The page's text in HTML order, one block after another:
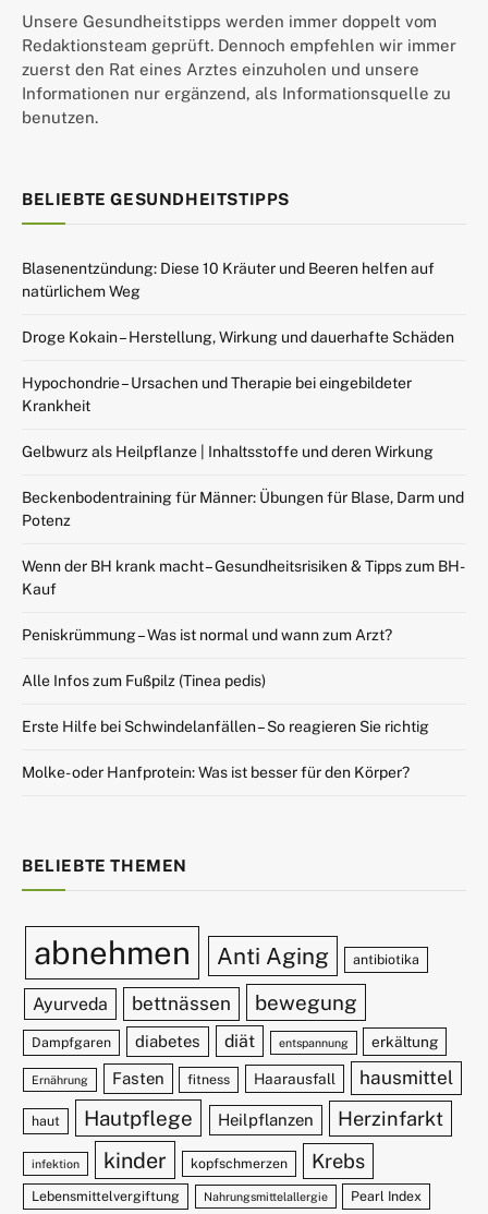
Unsere Gesundheitstipps werden immer doppelt vom
Redaktionsteam geprüft. Dennoch empfehlen wir immer
zuerst den Rat eines Arztes einzuholen und unsere
Informationen nur ergänzend, als Informationsquelle zu
benutzen.
BELIEBTE GESUNDHEITSTIPPS
Blasenentzündung: Diese 10 Kräuter und Beeren helfen auf
natürlichem Weg
Droge Kokain – Herstellung, Wirkung und dauerhafte Schäden
Hypochondrie – Ursachen und Therapie bei eingebildeter
Krankheit
Gelbwurz als Heilpflanze | Inhaltsstoffe und deren Wirkung
Beckenbodentraining für Männer: Übungen für Blase, Darm und
Potenz
Wenn der BH krank macht – Gesundheitsrisiken & Tipps zum BH-
Kauf
Peniskrümmung – Was ist normal und wann zum Arzt?
Alle Infos zum Fußpilz (Tinea pedis)
Erste Hilfe bei Schwindelanfällen – So reagieren Sie richtig
Molke- oder Hanfprotein: Was ist besser für den Körper?
BELIEBTE THEMEN
abnehmen Anti Aging antibiotika
Ayurveda bettnässen bewegung
Dampfgaren diabetes diät entspannung erkältung
Ernährung Fasten fitness Haarausfall hausmittel
haut Hautpflege Heilpflanzen Herzinfarkt
infektion kinder kopfschmerzen Krebs
Lebensmittelvergiftung Nahrungsmittelallergie Pearl Index